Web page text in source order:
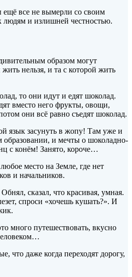
все не вымерли со своим
людям и излишней честностью.
образом могут
жить нельзя, и та с которой жить
то они идут и едят шоколад.
вместо него фрукты, овощи,
они всё равно съедят шоколад.
язык засунуть в жопу! Там уже и
и мечты о шоколадно-
с конём! Занято, короче…
место на Земле, где нет
и начальников.
сказал, что красивая, умная.
спроси «хочешь кушать?». И
много путешествовать, вкусно
что даже когда переходят дорогу,